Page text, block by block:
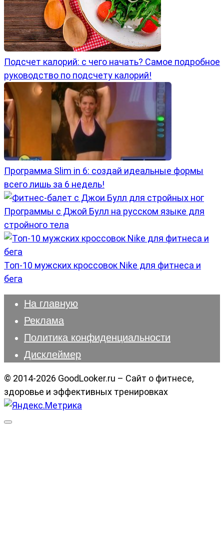
Подсчет калорий: с чего начать? Самое подробное
руководство по подсчету калорий!
Программа Slim in 6: создай идеальные формы
всего лишь за 6 недель!
Программы с Джой Булл на русском языке для
стройного тела
Топ-10 мужских кроссовок Nike для фитнеса и
бега
На главную
Реклама
Политика конфиденциальности
Дисклеймер
© 2014-2026 GoodLooker.ru – Сайт о фитнесе,
здоровье и эффективных тренировках